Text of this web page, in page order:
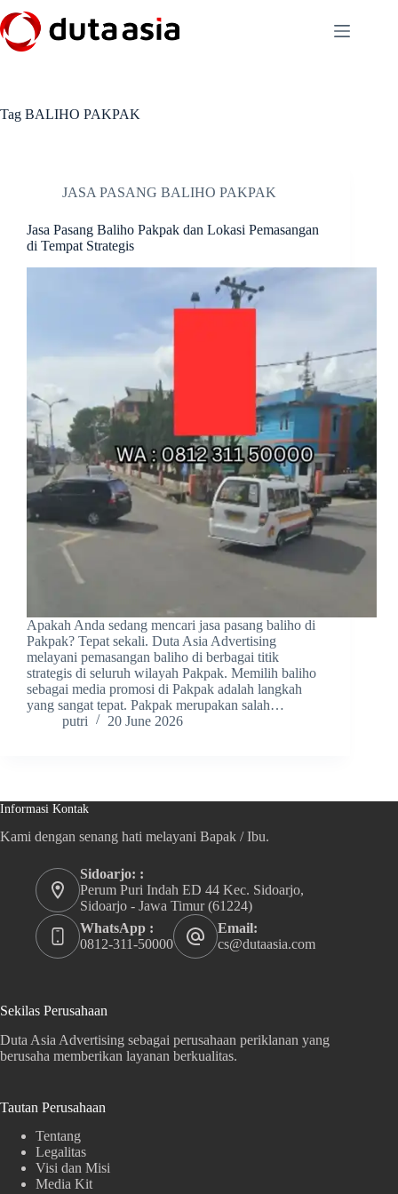
to
content
Tag BALIHO PAKPAK
JASA PASANG BALIHO PAKPAK
Jasa Pasang Baliho Pakpak dan Lokasi Pemasangan
di Tempat Strategis
Apakah Anda sedang mencari jasa pasang baliho di
Pakpak? Tepat sekali. Duta Asia Advertising
melayani pemasangan baliho di berbagai titik
strategis di seluruh wilayah Pakpak. Memilih baliho
sebagai media promosi di Pakpak adalah langkah
yang sangat tepat. Pakpak merupakan salah…
putri
20 June 2026
Informasi Kontak
Kami dengan senang hati melayani Bapak / Ibu.
Sidoarjo: :
Perum Puri Indah ED 44 Kec. Sidoarjo,
Sidoarjo - Jawa Timur (61224)
WhatsApp :
0812-311-50000
Email:
cs@dutaasia.com
Sekilas Perusahaan
Duta Asia Advertising sebagai perusahaan periklanan yang
berusaha memberikan layanan berkualitas.
Tautan Perusahaan
Tentang
Legalitas
Visi dan Misi
Media Kit